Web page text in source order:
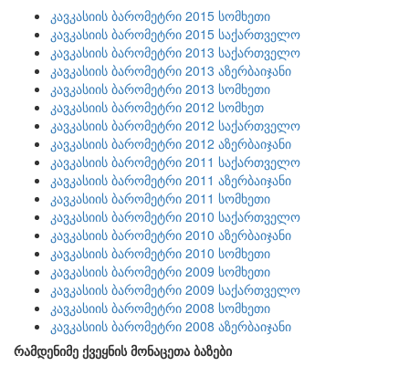
კავკასიის ბარომეტრი 2015 სომხეთი
კავკასიის ბარომეტრი 2015 საქართველო
კავკასიის ბარომეტრი 2013 საქართველო
კავკასიის ბარომეტრი 2013 აზერბაიჯანი
კავკასიის ბარომეტრი 2013 სომხეთი
კავკასიის ბარომეტრი 2012 სომხეთ
კავკასიის ბარომეტრი 2012 საქართველო
კავკასიის ბარომეტრი 2012 აზერბაიჯანი
კავკასიის ბარომეტრი 2011 საქართველო
კავკასიის ბარომეტრი 2011 აზერბაიჯანი
კავკასიის ბარომეტრი 2011 სომხეთი
კავკასიის ბარომეტრი 2010 საქართველო
კავკასიის ბარომეტრი 2010 აზერბაიჯანი
კავკასიის ბარომეტრი 2010 სომხეთი
კავკასიის ბარომეტრი 2009 სომხეთი
კავკასიის ბარომეტრი 2009 საქართველო
კავკასიის ბარომეტრი 2008 სომხეთი
კავკასიის ბარომეტრი 2008 აზერბაიჯანი
რამდენიმე ქვეყნის მონაცეთა ბაზები